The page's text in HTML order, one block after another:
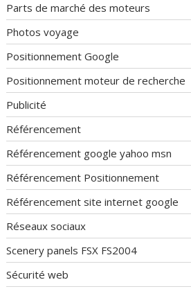
Parts de marché des moteurs
Photos voyage
Positionnement Google
Positionnement moteur de recherche
Publicité
Référencement
Référencement google yahoo msn
Référencement Positionnement
Référencement site internet google
Réseaux sociaux
Scenery panels FSX FS2004
Sécurité web